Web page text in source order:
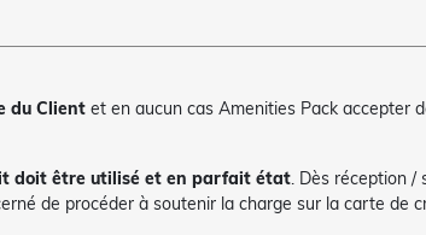
du Client et en aucun cas Amenities Pack accepter
doit être utilisé et en parfait état. Dès réception /
de procéder à soutenir la charge sur la carte de